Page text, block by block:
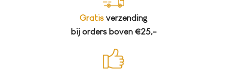
Gratis verzending
bij orders boven €25,-